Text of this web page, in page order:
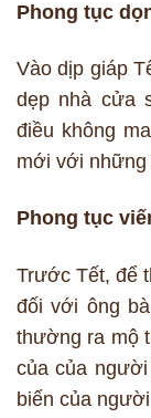
Phong tục
Vào dịp giáp
dẹp nhà cửa
điều không
mới với những
Phong tục
Trước Tết, để
đối với ông
thường ra mộ
của của
biến của